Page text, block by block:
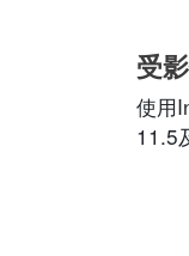
受
使用
11.5